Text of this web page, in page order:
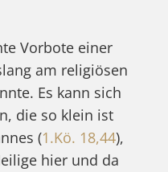
Vorbote einer
am religiösen
Es kann sich
die so klein ist
(1.Kö. 18,44),
hier und da